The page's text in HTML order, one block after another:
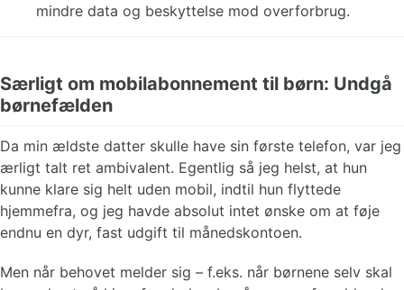
mindre data og beskyttelse mod overforbrug.
Særligt om mobilabonnement til børn: Undgå
børnefælden
Da min ældste datter skulle have sin første telefon, var jeg
ærligt talt ret ambivalent. Egentlig så jeg helst, at hun
kunne klare sig helt uden mobil, indtil hun flyttede
hjemmefra, og jeg havde absolut intet ønske om at føje
endnu en dyr, fast udgift til månedskontoen.
Men når behovet melder sig – f.eks. når børnene selv skal